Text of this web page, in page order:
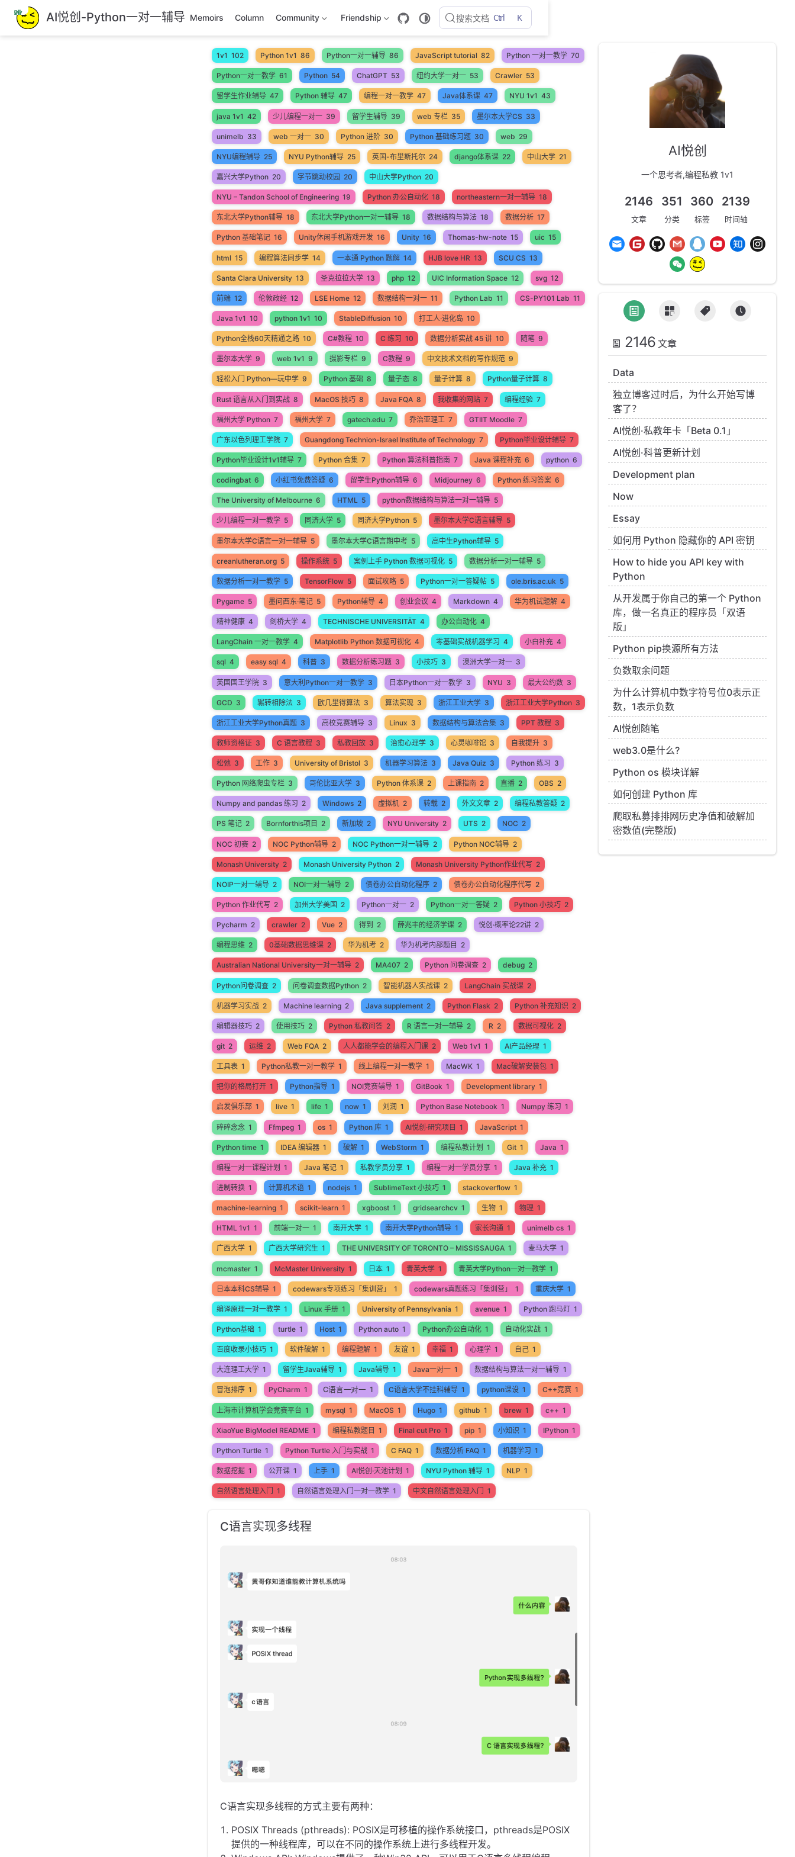
跳
至
主
AI悦创-Python一对一辅导 Memoirs Column Community Friendship 搜索文档 Ctrl K
1v1 102 Python 1v1 86 Python一对一辅导 86 JavaScript tutorial 82 Python 一对一教学 70
Python一对一教学 61 Python 54 ChatGPT 53 纽约大学一对一 53 Crawler 53
留学生作业辅导 47 Python 辅导 47 编程一对一教学 47 Java体系课 47 NYU 1v1 43
java 1v1 42 少儿编程一对一 39 留学生辅导 39 web 专栏 35 墨尔本大学CS 33
unimelb 33 web 一对一 30 Python 进阶 30 Python 基础练习题 30 web 29
NYU编程辅导 25 NYU Python辅导 25 英国-布里斯托尔 24 django体系课 22 中山大学 21
嘉兴大学Python 20 字节跳动校园 20 中山大学Python 20
NYU – Tandon School of Engineering 19 Python 办公自动化 18 northeastern一对一辅导 18
东北大学Python辅导 18 东北大学Python一对一辅导 18 数据结构与算法 18 数据分析 17
Python 基础笔记 16 Unity休闲手机游戏开发 16 Unity 16 Thomas-hw-note 15 uic 15
html 15 编程算法同步学 14 一本通 Python 题解 14 HJB love HR 13 SCU CS 13
Santa Clara University 13 圣克拉拉大学 13 php 12 UIC Information Space 12 svg 12
前端 12 伦敦政经 12 LSE Home 12 数据结构一对一 11 Python Lab 11 CS-PY101 Lab 11
Java 1v1 10 python 1v1 10 StableDiffusion 10 打工人·进化岛 10
Python全栈60天精通之路 10 C#教程 10 C 练习 10 数据分析实战 45 讲 10 随笔 9
墨尔本大学 9 web 1v1 9 摄影专栏 9 C教程 9 中文技术文档的写作规范 9
轻松入门 Python—玩中学 9 Python 基础 8 量子态 8 量子计算 8 Python量子计算 8
Rust 语言从入门到实战 8 MacOS 技巧 8 Java FQA 8 我收集的网站 7 编程经验 7
福州大学 Python 7 福州大学 7 gatech.edu 7 乔治亚理工 7 GTIIT Moodle 7
广东以色列理工学院 7 Guangdong Technion-Israel Institute of Technology 7 Python毕业设计辅导 7
Python毕业设计1v1辅导 7 Python 合集 7 Python 算法科普指南 7 Java 课程补充 6 python 6
codingbat 6 小红书免费答疑 6 留学生Python辅导 6 Midjourney 6 Python 练习答案 6
The University of Melbourne 6 HTML 5 python数据结构与算法一对一辅导 5
少儿编程一对一教学 5 同济大学 5 同济大学Python 5 墨尔本大学C语言辅导 5
墨尔本大学C语言一对一辅导 5 墨尔本大学C语言期中考 5 高中生Python辅导 5
creanlutheran.org 5 操作系统 5 案例上手 Python 数据可视化 5 数据分析一对一辅导 5
数据分析一对一教学 5 TensorFlow 5 面试攻略 5 Python一对一答疑帖 5 ole.bris.ac.uk 5
Pygame 5 墨问西东·笔记 5 Python辅导 4 创业会议 4 Markdown 4 华为机试题解 4
精神健康 4 剑桥大学 4 TECHNISCHE UNIVERSITÄT 4 办公自动化 4
LangChain 一对一教学 4 Matplotlib Python 数据可视化 4 零基础实战机器学习 4 小白补充 4
sql 4 easy sql 4 科普 3 数据分析练习题 3 小技巧 3 澳洲大学一对一 3
英国国王学院 3 意大利Python一对一教学 3 日本Python一对一教学 3 NYU 3 最大公约数 3
GCD 3 辗转相除法 3 欧几里得算法 3 算法实现 3 浙江工业大学 3 浙江工业大学Python 3
浙江工业大学Python真题 3 高校竞赛辅导 3 Linux 3 数据结构与算法合集 3 PPT 教程 3
教师资格证 3 C 语言教程 3 私教回放 3 治愈心理学 3 心灵咖啡馆 3 自我提升 3
松弛 3 工作 3 University of Bristol 3 机器学习算法 3 Java Quiz 3 Python 练习 3
Python 网络爬虫专栏 3 哥伦比亚大学 3 Python 体系课 2 上课指南 2 直播 2 OBS 2
Numpy and pandas 练习 2 Windows 2 虚拟机 2 转载 2 外文文章 2 编程私教答疑 2
PS 笔记 2 Bornforthis项目 2 新加坡 2 NYU University 2 UTS 2 NOC 2
NOC 初赛 2 NOC Python辅导 2 NOC Python一对一辅导 2 Python NOC辅导 2
Monash University 2 Monash University Python 2 Monash University Python作业代写 2
NOIP一对一辅导 2 NOI一对一辅导 2 债卷办公自动化程序 2 债卷办公自动化程序代写 2
Python 作业代写 2 加州大学美国 2 Python一对一 2 Python一对一答疑 2 Python 小技巧 2
Pycharm 2 crawler 2 Vue 2 得到 2 薛兆丰的经济学课 2 悦创·概率论22讲 2
编程思维 2 0基础数据思维课 2 华为机考 2 华为机考内部题目 2
Australian National University一对一辅导 2 MA407 2 Python 问卷调查 2 debug 2
Python问卷调查 2 问卷调查数据Python 2 智能机器人实战课 2 LangChain 实战课 2
机器学习实战 2 Machine learning 2 Java supplement 2 Python Flask 2 Python 补充知识 2
编辑器技巧 2 使用技巧 2 Python 私教问答 2 R 语言一对一辅导 2 R 2 数据可视化 2
git 2 运维 2 Web FQA 2 人人都能学会的编程入门课 2 Web 1v1 1 AI产品经理 1
工具表 1 Python私教一对一教学 1 线上编程一对一教学 1 MacWK 1 Mac破解安装包 1
把你的格局打开 1 Python指导 1 NOI竞赛辅导 1 GitBook 1 Development library 1
启发俱乐部 1 live 1 life 1 now 1 刘润 1 Python Base Notebook 1 Numpy 练习 1
碎碎念念 1 Ffmpeg 1 os 1 Python 库 1 AI悦创·研究项目 1 JavaScript 1
Python time 1 IDEA 编辑器 1 破解 1 WebStorm 1 编程私教计划 1 Git 1 Java 1
编程一对一课程计划 1 Java 笔记 1 私教学员分享 1 编程一对一学员分享 1 Java 补充 1
进制转换 1 计算机术语 1 nodejs 1 SublimeText 小技巧 1 stackoverflow 1
machine-learning 1 scikit-learn 1 xgboost 1 gridsearchcv 1 生物 1 物理 1
HTML 1v1 1 前端一对一 1 南开大学 1 南开大学Python辅导 1 家长沟通 1 unimelb cs 1
广西大学 1 广西大学研究生 1 THE UNIVERSITY OF TORONTO – MISSISSAUGA 1 麦马大学 1
mcmaster 1 McMaster University 1 日本 1 青英大学 1 青英大学Python一对一教学 1
日本本科CS辅导 1 codewars专项练习「集训营」 1 codewars真题练习「集训营」 1 重庆大学 1
编译原理一对一教学 1 Linux 手册 1 University of Pennsylvania 1 avenue 1 Python 跑马灯 1
Python基础 1 turtle 1 Host 1 Python auto 1 Python办公自动化 1 自动化实战 1
百度收录小技巧 1 软件破解 1 编程题解 1 友谊 1 幸福 1 心理学 1 自己 1
大连理工大学 1 留学生Java辅导 1 Java辅导 1 Java一对一 1 数据结构与算法一对一辅导 1
冒泡排序 1 PyCharm 1 C语言一对一 1 C语言大学不挂科辅导 1 python课设 1 C++竞赛 1
上海市计算机学会竞赛平台 1 mysql 1 MacOS 1 Hugo 1 github 1 brew 1 c++ 1
XiaoYue BigModel README 1 编程私教题目 1 Final cut Pro 1 pip 1 小知识 1 IPython 1
Python Turtle 1 Python Turtle 入门与实战 1 C FAQ 1 数据分析 FAQ 1 机器学习 1
数据挖掘 1 公开课 1 上手 1 AI悦创·天池计划 1 NYU Python 辅导 1 NLP 1
自然语言处理入门 1 自然语言处理入门一对一教学 1 中文自然语言处理入门 1
C语言实现多线程
C语言实现多线程的方式主要有两种：
POSIX Threads (pthreads): POSIX是可移植的操作系统接口，pthreads是POSIX
提供的一种线程库，可以在不同的操作系统上进行多线程开发。
AI悦创
一个思考者,编程私教 1v1
2146
文章
351
分类
360
标签
2139
时间轴
2146 文章
Data
独立博客过时后，为什么开始写博
客了？
AI悦创·私教年卡「Beta 0.1」
AI悦创·科普更新计划
Development plan
Now
Essay
如何用 Python 隐藏你的 API 密钥
How to hide you API key with
Python
从开发属于你自己的第一个 Python
库，做一名真正的程序员「双语
版」
Python pip换源所有方法
负数取余问题
为什么计算机中数字符号位0表示正
数，1表示负数
AI悦创随笔
web3.0是什么?
Python os 模块详解
如何创建 Python 库
爬取私募排排网历史净值和破解加
密数值(完整版)